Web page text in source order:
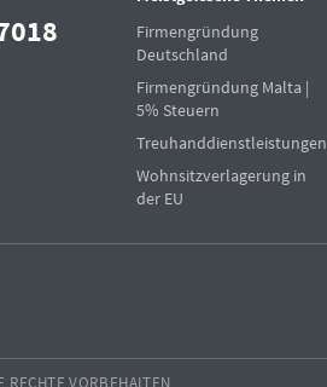
Firmengründung
Deutschland
Firmengründung Malta |
5% Steuern
Treuhanddienstleistungen
Wohnsitzverlagerung in
der EU
VORBEHALTEN